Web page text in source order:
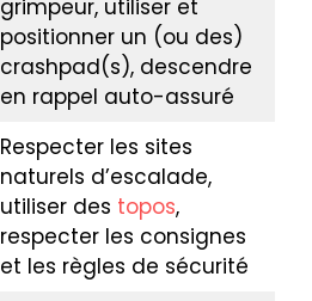
grimpeur, utiliser et
positionner un (ou des)
crashpad(s), descendre
en rappel auto-assuré
Respecter les sites
naturels d’escalade,
utiliser des topos,
respecter les consignes
et les règles de sécurité